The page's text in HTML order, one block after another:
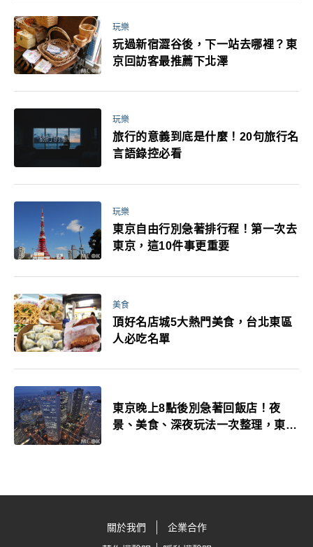
玩樂
玩過新宿澀谷後，下一站去哪裡？東
京回訪客最推薦下北澤
玩樂
旅行的意義到底是什麼！20句旅行名
言語錄控必看
玩樂
東京自由行別急著排行程！第一次去
東京，這10件事更重要
美食
頂好名店城5大熱門美食，台北東區
人必吃名單
東京晚上8點後別急著回飯店！夜
景、美食、深夜玩法一次整理，東京
關於我們
企業合作